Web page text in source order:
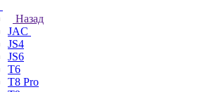
Назад
JAC
JS4
JS6
T6
T8 Pro